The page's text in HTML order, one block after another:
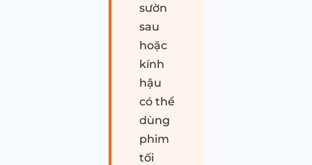
sườn
sau
hoặc
kính
hậu
có thể
dùng
phim
tối